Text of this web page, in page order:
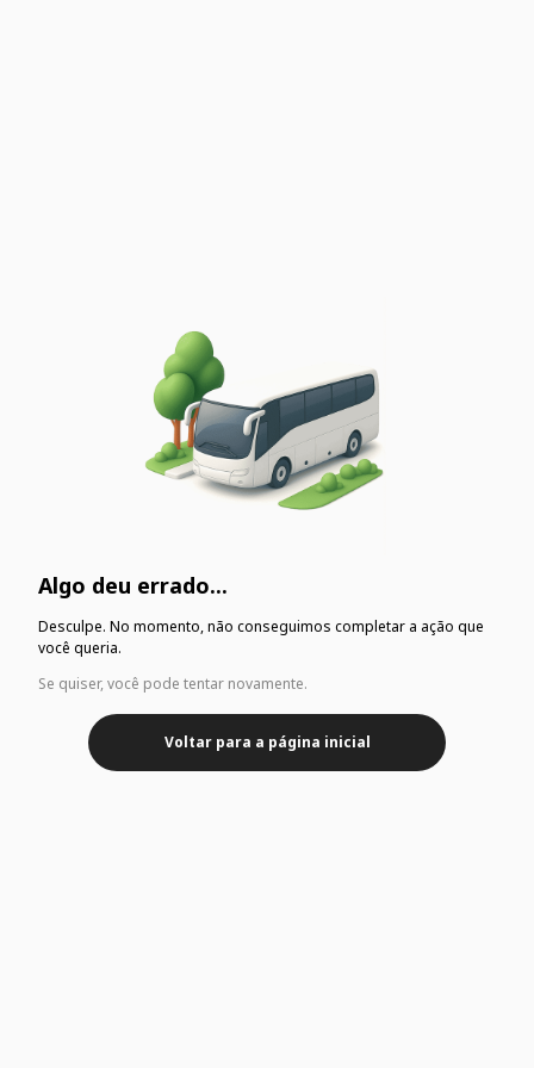
Algo deu errado...
Desculpe. No momento, não conseguimos completar a ação que
você queria.
Se quiser, você pode tentar novamente.
Voltar para a página inicial